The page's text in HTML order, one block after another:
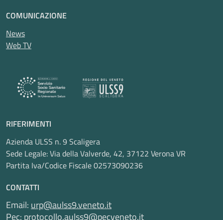
COMUNICAZIONE
News
Web TV
RIFERIMENTI
Azienda ULSS n. 9 Scaligera
Sede Legale: Via della Valverde, 42, 37122 Verona VR
Partita Iva/Codice Fiscale 02573090236
CONTATTI
Email: urp@aulss9.veneto.it
Pec: protocollo.aulss9@pecveneto.it